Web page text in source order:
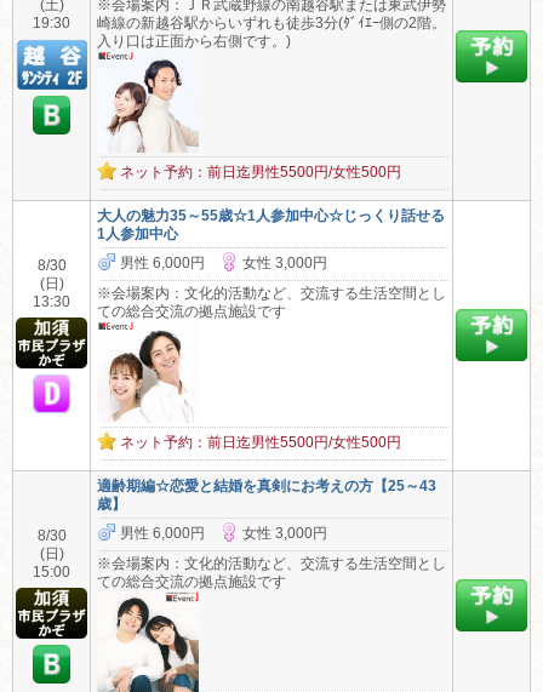
(土)
19:30
※会場案内：ＪＲ武蔵野線の南越谷駅または東武伊勢
崎線の新越谷駅からいずれも徒歩3分(ﾀﾞｲｴｰ側の2階。
入り口は正面から右側です。)
ネット予約：前日迄男性5500円/女性500円
8/30
(日)
13:30
大人の魅力35～55歳☆1人参加中心☆じっくり話せる
1人参加中心
男性 6,000円
女性 3,000円
※会場案内：文化的活動など、交流する生活空間とし
ての総合交流の拠点施設です
ネット予約：前日迄男性5500円/女性500円
8/30
(日)
15:00
適齢期編☆恋愛と結婚を真剣にお考えの方【25～43
歳】
男性 6,000円
女性 3,000円
※会場案内：文化的活動など、交流する生活空間とし
ての総合交流の拠点施設です